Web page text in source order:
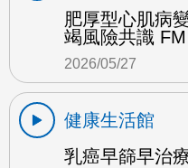
肥厚型心肌病
竭風險共識
2026/05/27
健康生活館
乳癌早篩早治